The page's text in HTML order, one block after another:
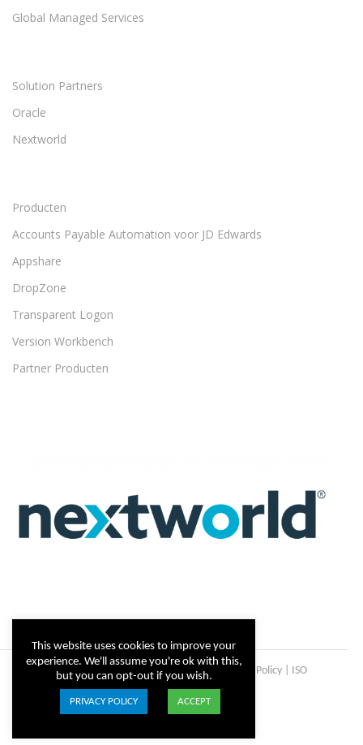
Global Managed Services
Solution Partners
Oracle
Nextworld
Producten
Accounts Payable Automation voor JD Edwards
Appshare
DropZone
Transparent Logon
Version Workbench
Partner Producten
Copyright © Steltix2026 | Disclaimer Privacy Policy| ISO
Certificate
ISO Facebook
X LinkedInYouTube
This website uses cookies to improve your
experience. We'll assume you're ok with this,
but you can opt-out if you wish.
PRIVACY POLICY ACCEPT